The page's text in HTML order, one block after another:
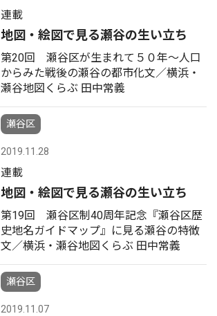
連載
地図・絵図で見る瀬谷の生い立ち
第20回 瀬谷区が生まれて５０年〜人口
からみた戦後の瀬谷の都市化文／横浜・
瀬谷地図くらぶ 田中常義
瀬谷区
2019.11.28
連載
地図・絵図で見る瀬谷の生い立ち
第19回 瀬谷区制40周年記念『瀬谷区歴
史地名ガイドマップ』に見る瀬谷の特徴
文／横浜・瀬谷地図くらぶ 田中常義
瀬谷区
2019.11.07